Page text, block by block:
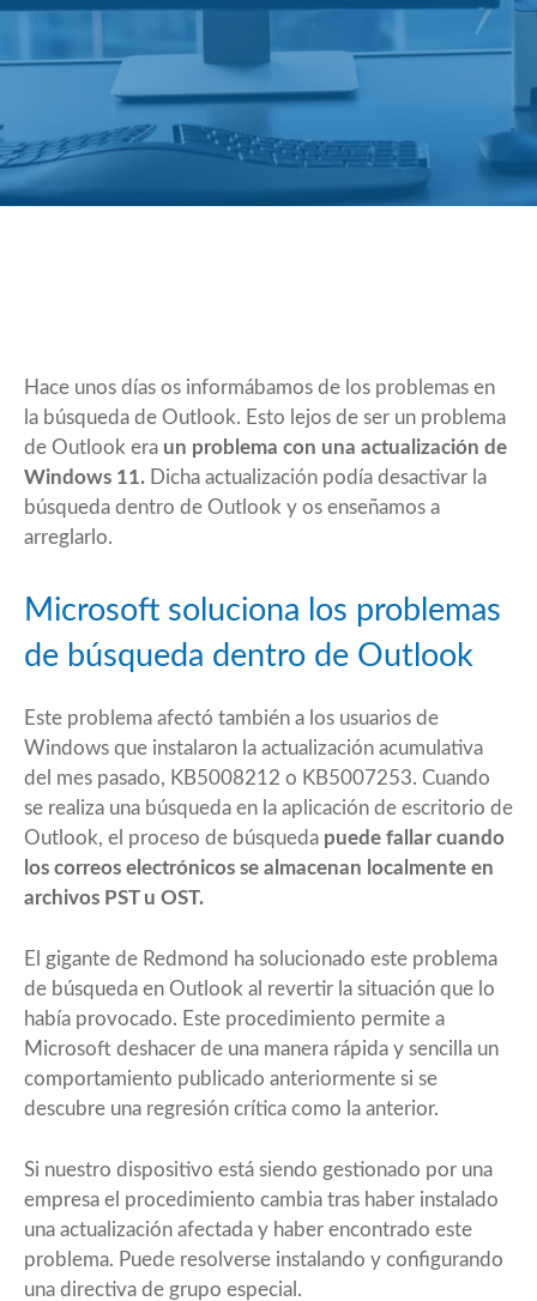
Hace unos días os informábamos de los problemas en
la búsqueda de Outlook. Esto lejos de ser un problema
de Outlook era un problema con una actualización de
Windows 11. Dicha actualización podía desactivar la
búsqueda dentro de Outlook y os enseñamos a
arreglarlo.
Microsoft soluciona los problemas
de búsqueda dentro de Outlook
Este problema afectó también a los usuarios de
Windows que instalaron la actualización acumulativa
del mes pasado, KB5008212 o KB5007253. Cuando
se realiza una búsqueda en la aplicación de escritorio de
Outlook, el proceso de búsqueda puede fallar cuando
los correos electrónicos se almacenan localmente en
archivos PST u OST.
El gigante de Redmond ha solucionado este problema
de búsqueda en Outlook al revertir la situación que lo
había provocado. Este procedimiento permite a
Microsoft deshacer de una manera rápida y sencilla un
comportamiento publicado anteriormente si se
descubre una regresión crítica como la anterior.
Si nuestro dispositivo está siendo gestionado por una
empresa el procedimiento cambia tras haber instalado
una actualización afectada y haber encontrado este
problema. Puede resolverse instalando y configurando
una directiva de grupo especial.